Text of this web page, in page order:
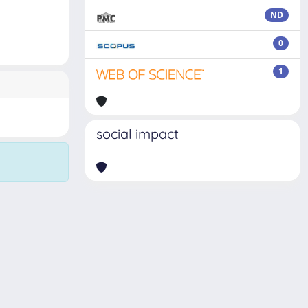
ND
0
1
social impact